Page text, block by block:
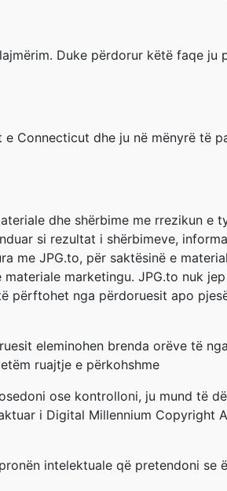
Duke përdorur këtë faqe ju
Connecticut dhe ju në mënyrë të
dhe shërbime me rrezikun e
si rezultat i shërbimeve,
me JPG.to, për saktësinë e
marketingu. JPG.to nuk
përftohet nga përdoruesit apo
eleminohen brenda orëve të
ruajtje e përkohshme
ose kontrolloni, ju mund të
i Digital Millennium Copyright
intelektuale që pretendoni se